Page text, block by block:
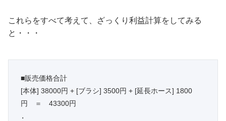
これらをすべて考えて、ざっくり利益計算をしてみる
と・・・
■販売価格合計
[本体] 38000円 + [ブラシ] 3500円 + [延長ホース] 1800
円　＝　43300円
.